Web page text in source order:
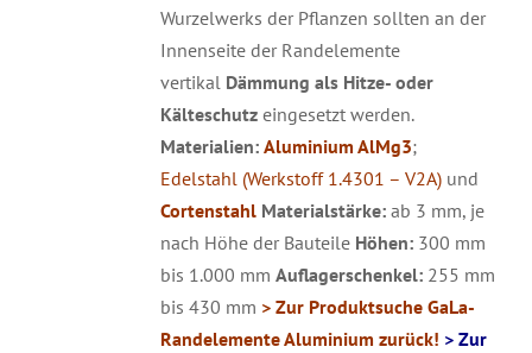
Wurzelwerks der Pflanzen sollten an der
Innenseite der Randelemente
vertikal Dämmung als Hitze- oder
Kälteschutzeingesetzt werden.
Materialien: Aluminium AlMg3;
Edelstahl (Werkstoff 1.4301 – V2A)und
Cortenstahl Materialstärke:ab 3 mm, je
nach Höhe der Bauteile Höhen:300 mm
bis 1.000 mm Auflagerschenkel:255 mm
bis 430 mm > Zur Produktsuche GaLa-
Randelemente Aluminium zurück! > Zur